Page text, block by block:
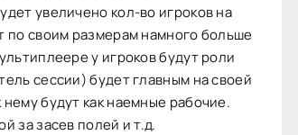
увеличено кол-во игроков на
по своим размерам намного больше
у игроков будут роли
сессии) будет главным на своей
будут как наемные рабочие.
за засев полей и т.д.